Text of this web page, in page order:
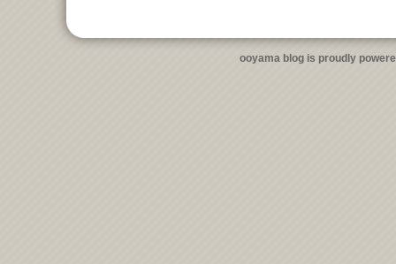
ooyama blog is proudly